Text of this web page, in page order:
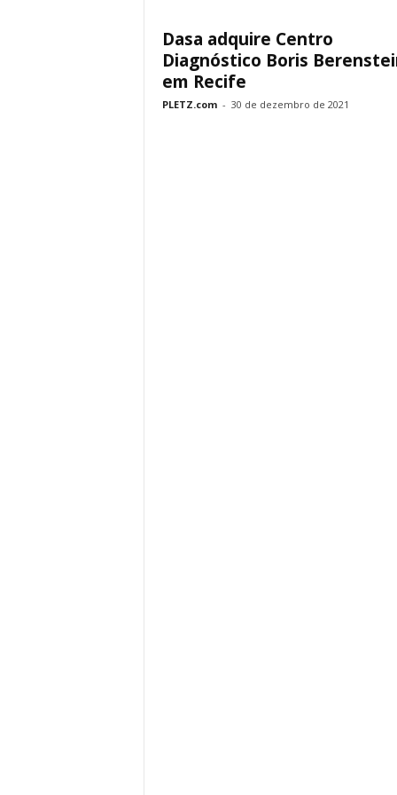
Dasa adquire Centro
Diagnóstico Boris
em Recife
PLETZ.com - 30 de dezembro de 2021